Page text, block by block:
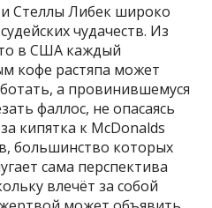
Стеллы Либек широко
чудачеств. Из
в США каждый
кофе растяпа может
а провинившемуся
фаллос, не опасаясь
кипятка к McDonalds
большинство которых
сама перспектива
влечёт за собой